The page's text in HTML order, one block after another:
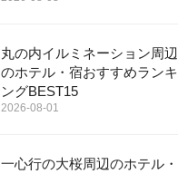
丸の内イルミネーション周辺
のホテル・宿おすすめランキ
ングBEST15
2026-08-01
一心行の大桜周辺のホテル・